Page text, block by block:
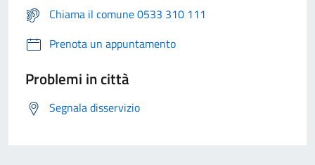
Chiama il comune 0533 310 111
Prenota un appuntamento
Problemi in città
Segnala disservizio